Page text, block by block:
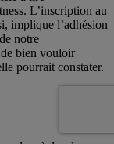
L’inscription au
implique l’adhésion
notre
bien vouloir
pourrait constater.